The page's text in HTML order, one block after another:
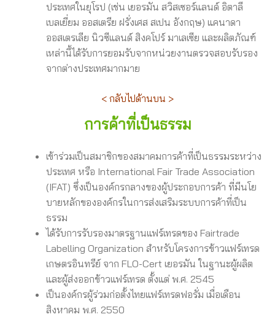
ประเทศในยุโรป (เช่น เยอรมัน สวิสเซอร์แลนด์ อิตาลี
เบลเยี่ยม ออสเตรีย ฝรั่งเศส สเปน อังกฤษ) แคนาดา
ออสเตรเลีย นิวซีแลนด์ สิงคโปร์ มาเลเซีย และผลิตภัณฑ์
เหล่านี้ได้รับการยอมรับจากหน่วยงานตรวจสอบรับรอง
จากต่างประเทศมากมาย
< กลับไปด้านบน >
การค้าที่เป็นธรรม
เข้าร่วมเป็นสมาชิกของสมาคมการค้าที่เป็นธรรมระหว่าง
ประเทศ หรือ International Fair Trade Association
(IFAT) ซึ่งเป็นองค์กรกลางของผู้ประกอบการค้า ที่มีนโย
บายหลักขององค์กรในการส่งเสริมระบบการค้าที่เป็น
ธรรม
ได้รับการรับรองมาตรฐานแฟร์เทรดของ Fairtrade
Labelling Organization สำหรับโครงการข้าวแฟร์เทรด
เกษตรอินทรีย์ จาก FLO-Cert เยอรมัน ในฐานะผู้ผลิต
และผู้ส่งออกข้าวแฟร์เทรด ตั้งแต่ พ.ศ. 2545
เป็นองค์กรผู้ร่วมก่อตั้งไทยแฟร์เทรดฟอรั่ม เมื่อเดือน
สิงหาคม พ.ศ. 2550